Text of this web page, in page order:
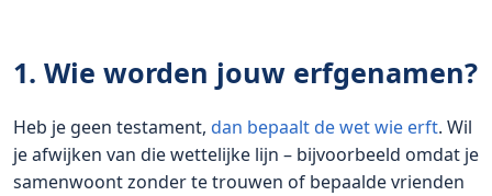
1. Wie worden jouw erfgenamen?
Heb je geen testament, dan bepaalt de wet wie erft. Wil
je afwijken van die wettelijke lijn – bijvoorbeeld omdat je
samenwoont zonder te trouwen of bepaalde vrienden